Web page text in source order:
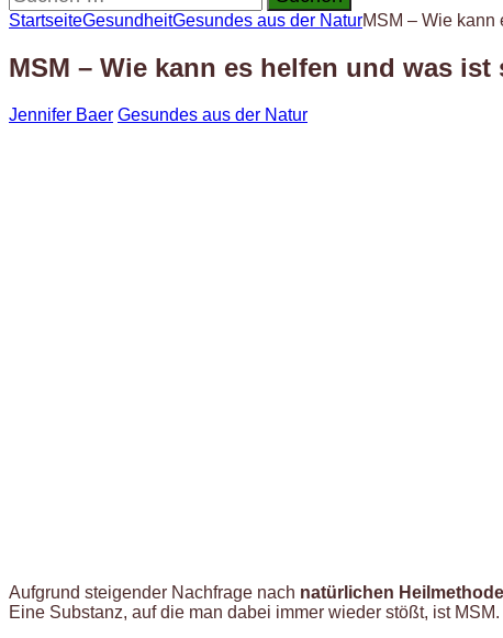
nach:
StartseiteGesundheitGesundes aus der NaturMSM – Wie
MSM – Wie kann es helfen und was
Jennifer Baer Gesundes aus der Natur
Aufgrund steigender Nachfrage nach natürlichen
Eine Substanz, auf die man dabei immer wieder stößt, ist MSM.